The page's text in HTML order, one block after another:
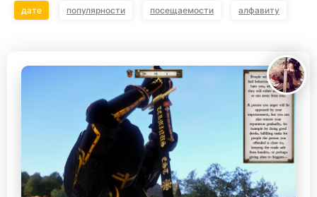
дате популярности посещаемости алфавиту